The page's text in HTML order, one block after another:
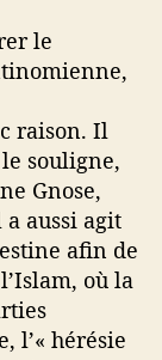
le
raison. Il
souligne,
Gnose,
a aussi agit
afin de
où la
l’« hérésie